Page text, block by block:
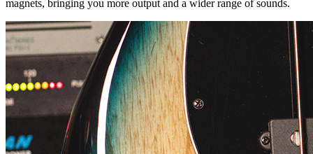
magnets, bringing you more output and a wider range of sounds.